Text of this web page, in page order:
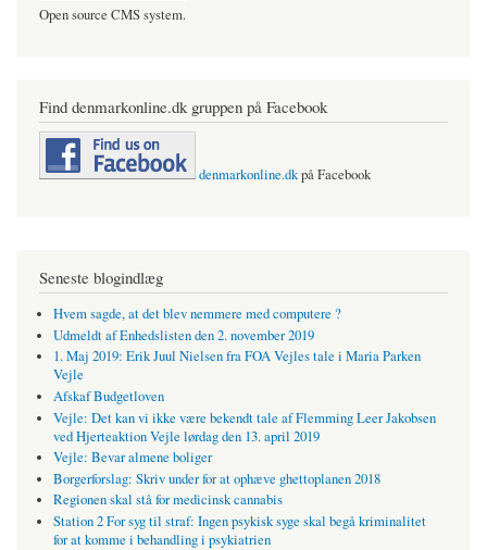
Open source CMS system.
Find denmarkonline.dk gruppen på Facebook
denmarkonline.dkpå Facebook
Seneste blogindlæg
Hvem sagde, at det blev nemmere med computere ?
Udmeldt af Enhedslisten den 2. november 2019
1. Maj 2019: Erik Juul Nielsen fra FOA Vejles tale i Maria Parken
Vejle
Afskaf Budgetloven
Vejle: Det kan vi ikke være bekendt tale af Flemming Leer Jakobsen
ved Hjerteaktion Vejle lørdag den 13. april 2019
Vejle: Bevar almene boliger
Borgerforslag: Skriv under for at ophæve ghettoplanen 2018
Regionen skal stå for medicinsk cannabis
Station 2 For syg til straf: Ingen psykisk syge skal begå kriminalitet
for at komme i behandling i psykiatrien